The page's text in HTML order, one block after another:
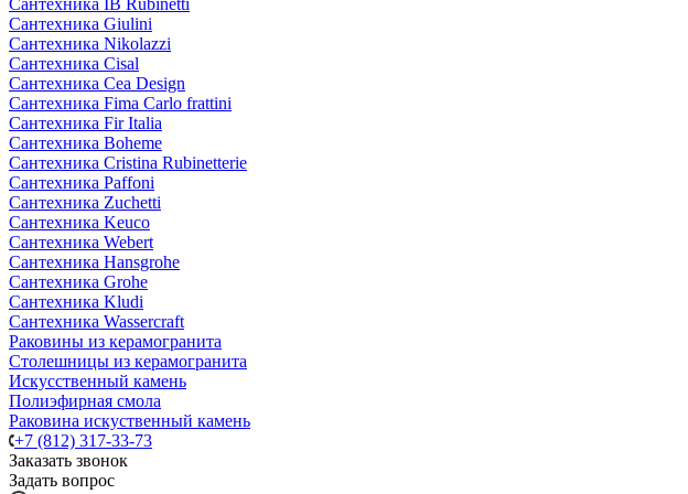
Сантехника IB Rubinetti
Сантехника Giulini
Сантехника Nikolazzi
Сантехника Cisal
Сантехника Cea Design
Сантехника Fima Carlo frattini
Сантехника Fir Italia
Сантехника Boheme
Сантехника Cristina Rubinetterie
Сантехника Paffoni
Сантехника Zuchetti
Сантехника Keuco
Сантехника Webert
Сантехника Hansgrohe
Сантехника Grohe
Сантехника Kludi
Сантехника Wassercraft
Раковины из керамогранита
Столешницы из керамогранита
Искусственный камень
Полиэфирная смола
Раковина искуственный камень
+7 (812) 317-33-73
Заказать звонок
Задать вопрос